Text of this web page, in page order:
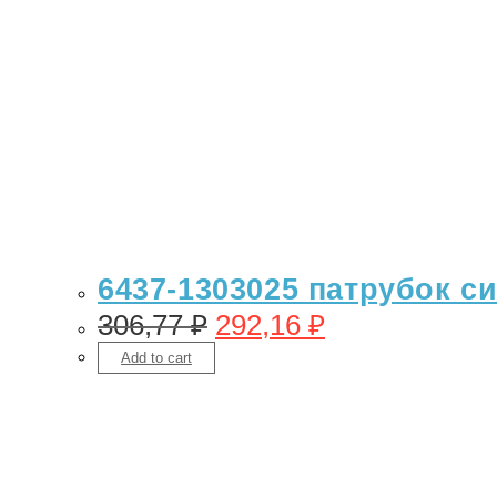
6437-1303025 патрубок
306,77₽ 292,16 ₽
Add to cart